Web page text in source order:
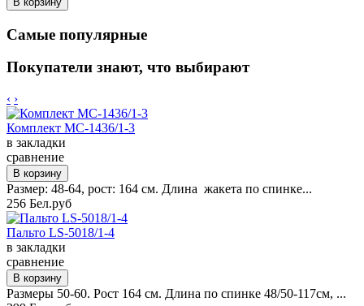
Самые популярные
Покупатели знают, что выбирают
‹ ›
Комплект MC-1436/1-3
в закладки
сравнение
Размер: 48-64, рост: 164 см. Длина жакета по спинке...
256 Бел.руб
Пальто LS-5018/1-4
в закладки
сравнение
Размеры 50-60. Рост 164 см. Длина по спинке 48/50-117см, ...